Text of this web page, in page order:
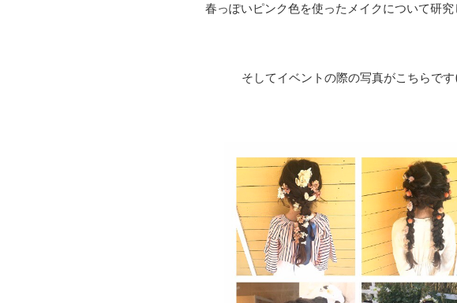
春っぽいピンク色を使ったメイクについて研
そしてイベントの際の写真がこちらで